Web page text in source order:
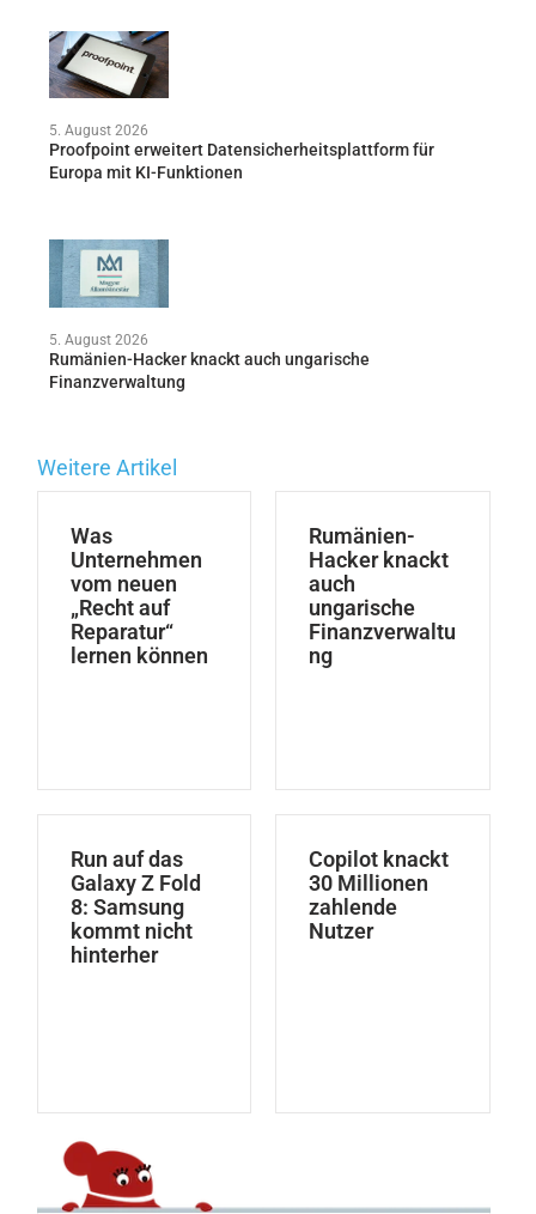
5. August 2026
Proofpoint erweitert Datensicherheitsplattform für
Europa mit KI-Funktionen
5. August 2026
Rumänien-Hacker knackt auch ungarische
Finanzverwaltung
Weitere Artikel
Was
Unternehmen
vom neuen
„Recht auf
Reparatur“
lernen können
Rumänien-
Hacker knackt
auch
ungarische
Finanzverwaltu
ng
Run auf das
Galaxy Z Fold
8: Samsung
kommt nicht
hinterher
Copilot knackt
30 Millionen
zahlende
Nutzer